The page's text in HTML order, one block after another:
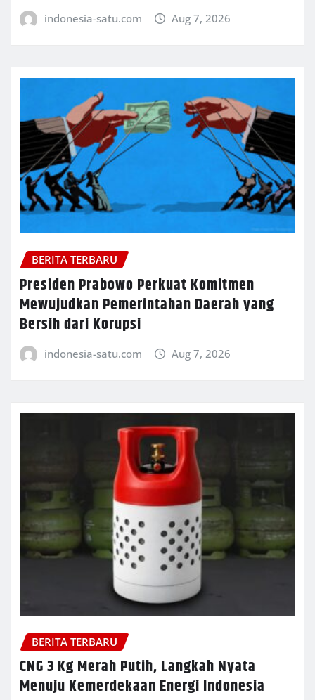
indonesia-satu.com Aug 7, 2026
BERITA TERBARU
Presiden Prabowo Perkuat Komitmen
Mewujudkan Pemerintahan Daerah yang
Bersih dari Korupsi
indonesia-satu.com Aug 7, 2026
BERITA TERBARU
CNG 3 Kg Merah Putih, Langkah Nyata
Menuju Kemerdekaan Energi Indonesia